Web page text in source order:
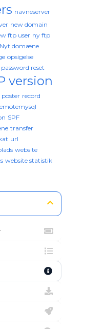
navneserver
new domain
ftp user ny ftp
Nyt domæne
opsigelse
password reset
version
poster record
SPF
transfer
url
website
website statistik